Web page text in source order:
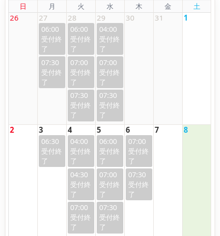
日 月 火 水 木 金 土
26 27
06:00
07:30
28
06:00
07:00
07:30
29
04:00
07:00
07:30
30 31 1
2 3
06:30
4
04:00
04:30
07:00
5
06:00
07:00
07:30
6
07:00
07:30
7 8